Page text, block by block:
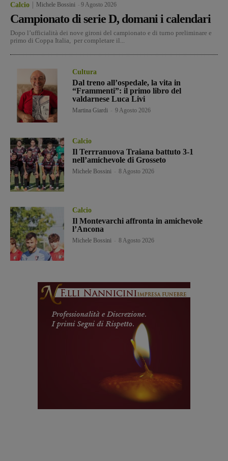
Calcio Michele Bossini 9 Agosto 2026
Campionato di serie D, domani i calendari
Dopo l’ufficialità dei nove gironi del campionato e di turno preliminare e
primo di Coppa Italia, per completare il...
Cultura
Dal treno all’ospedale, la vita in
“Frammenti”: il primo libro del
valdarnese Luca Livi
Martina Giardi 9 Agosto 2026
Calcio
Il Terrranuova Traiana battuto 3-1
nell’amichevole di Grosseto
Michele Bossini 8 Agosto 2026
Calcio
Il Montevarchi affronta in amichevole
l’Ancona
Michele Bossini 8 Agosto 2026